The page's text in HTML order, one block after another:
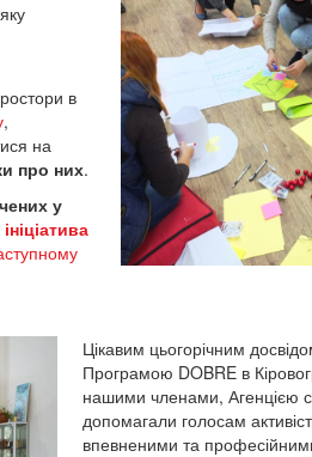
в
,
на
про них.
у
Цікавим цьогорічним
Програмою DOBRE в
нашими членами, Агенцією
допомагали голосам
впевненими та